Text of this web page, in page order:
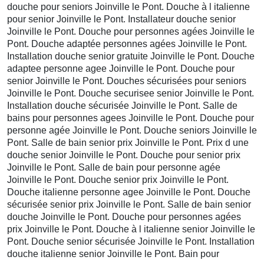
douche pour seniors Joinville le Pont. Douche à l italienne
pour senior Joinville le Pont. Installateur douche senior
Joinville le Pont. Douche pour personnes agées Joinville le
Pont. Douche adaptée personnes agées Joinville le Pont.
Installation douche senior gratuite Joinville le Pont. Douche
adaptee personne agee Joinville le Pont. Douche pour
senior Joinville le Pont. Douches sécurisées pour seniors
Joinville le Pont. Douche securisee senior Joinville le Pont.
Installation douche sécurisée Joinville le Pont. Salle de
bains pour personnes agees Joinville le Pont. Douche pour
personne agée Joinville le Pont. Douche seniors Joinville le
Pont. Salle de bain senior prix Joinville le Pont. Prix d une
douche senior Joinville le Pont. Douche pour senior prix
Joinville le Pont. Salle de bain pour personne agée
Joinville le Pont. Douche senior prix Joinville le Pont.
Douche italienne personne agee Joinville le Pont. Douche
sécurisée senior prix Joinville le Pont. Salle de bain senior
douche Joinville le Pont. Douche pour personnes agées
prix Joinville le Pont. Douche à l italienne senior Joinville le
Pont. Douche senior sécurisée Joinville le Pont. Installation
douche italienne senior Joinville le Pont. Bain pour